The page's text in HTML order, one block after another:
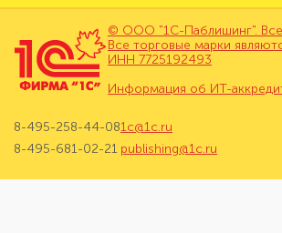
© ООО "1С-Паблишинг". Все
Все торговые марки
ИНН 7725192493
Информация об ИТ-
8-495-258-44-08
8-495-681-02-21
1c@1c.ru
publishing@1c.ru